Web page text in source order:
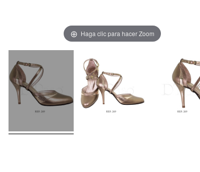
Haga clic para hacer Zoom